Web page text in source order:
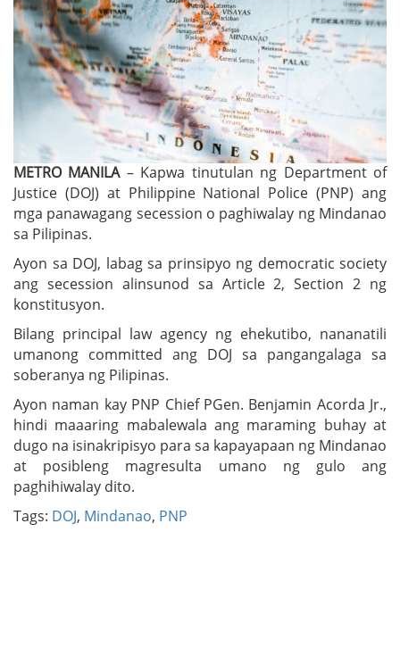
METRO MANILA– Kapwa tinutulan ng Department of
Justice (DOJ) at Philippine National Police (PNP) ang
mga panawagang secession o paghiwalay ng Mindanao
sa Pilipinas.
Ayon sa DOJ, labag sa prinsipyo ng democratic society
ang secession alinsunod sa Article 2, Section 2 ng
konstitusyon.
Bilang principal law agency ng ehekutibo, nananatili
umanong committed ang DOJ sa pangangalaga sa
soberanya ng Pilipinas.
Ayon naman kay PNP Chief PGen. Benjamin Acorda Jr.,
hindi maaaring mabalewala ang maraming buhay at
dugo na isinakripisyo para sa kapayapaan ng Mindanao
at posibleng magresulta umano ng gulo ang
paghihiwalay dito.
Tags: DOJ, Mindanao, PNP